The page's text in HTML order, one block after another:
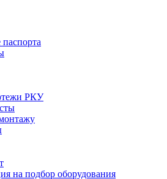
РКУ
на подбор оборудования